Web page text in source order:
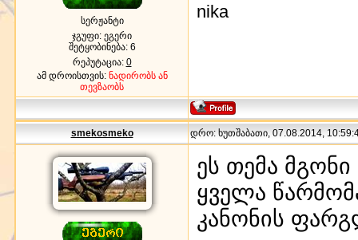
სერჟანტი
ჯგუფი: ეგერი
შეტყობინება: 6
რეპუტაცია: 0
ამ დროისთვის: ნადირობს ან
თევზაობს
nika
smekosmeko დრო: ხუთშაბათი, 07.08.2014,
ეს თემა
ყველა
კანონის